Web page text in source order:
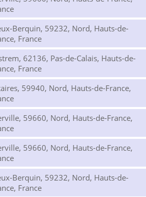
Berquin, 59232, Nord, Hauts-de-
France
62136, Pas-de-Calais, Hauts-de-
France
59940, Nord, Hauts-de-France,
59660, Nord, Hauts-de-France,
59660, Nord, Hauts-de-France,
Berquin, 59232, Nord, Hauts-de-
France